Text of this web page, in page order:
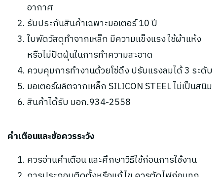
อากาศ
รับประกันสินค้าเฉพาะมอเตอร์ 10 ปี
ใบพัดวัสดุทำจากเหล็ก มีความแข็งแรง ใช้ผ้าแห้ง
หรือไม่ปัดฝุ่นในการทำความสะอาด
ควบคุมการทำงานด้วยโซ่ดึง ปรับแรงลมได้ 3 ระดับ
มอเตอร์ผลิตจากเหล็ก SILICON STEEL ไม่เป็นสนิม
สินค้าได้รับ มอก.934-2558
คำเตือนและข้อควรระวัง
ควรอ่านคำเตือน และศึกษาวิธีใช้ก่อนการใช้งาน